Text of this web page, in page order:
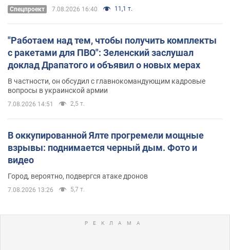
Спецпроект 7.08.2026 16:40 11,1 т.
"Работаем над тем, чтобы получить комплекты
с ракетами для ПВО": Зеленский заслушал
доклад Драпатого и объявил о новых мерах
В частности, он обсудил с главнокомандующим кадровые
вопросы в украинской армии
7.08.2026 14:51 2,5 т.
В оккупированной Ялте прогремели мощные
взрывы: поднимается черный дым. Фото и
видео
Город, вероятно, подвергся атаке дронов
7.08.2026 13:26 5,7 т.